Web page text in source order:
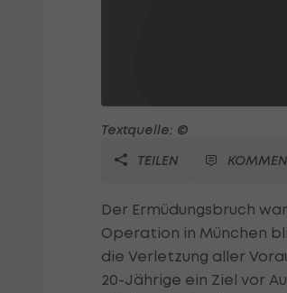
Textquelle: ©
TEILEN
Der Ermüdungsbruch
Operation in München
die Verletzung aller
20-Jährige ein Ziel vor